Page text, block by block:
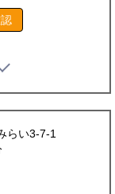
らい3-7-1